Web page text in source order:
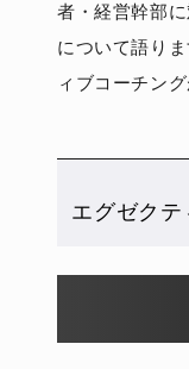
者・経営幹部
について語り
ィブコーチン
エグゼク